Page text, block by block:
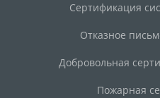
Сертификация
Отказное
Добровольная
Пожарная